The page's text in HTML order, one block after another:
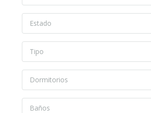
Estado
Tipo
Dormitorios
Baños